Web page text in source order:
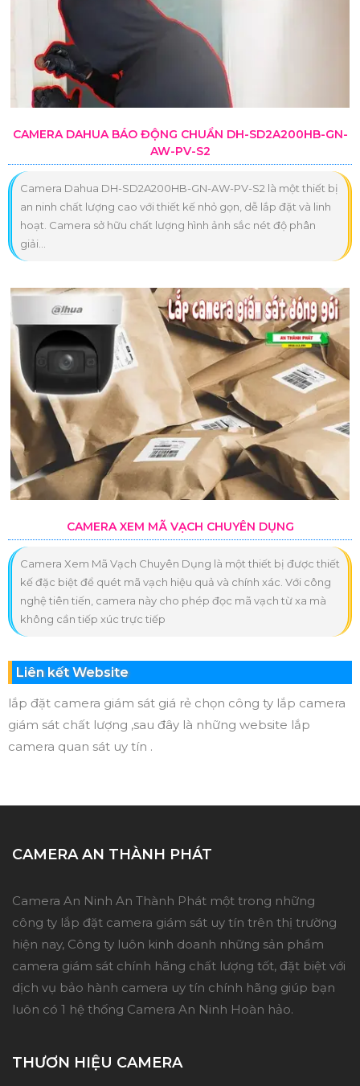
CAMERA DAHUA BÁO ĐỘNG CHUẨN DH-SD2A200HB-GN-
AW-PV-S2
Camera Dahua DH-SD2A200HB-GN-AW-PV-S2 là một thiết bị
an ninh chất lượng cao với thiết kế nhỏ gọn, dễ lắp đặt và linh
hoạt. Camera sở hữu chất lượng hình ảnh sắc nét độ phân
giải...
CAMERA XEM MÃ VẠCH CHUYÊN DỤNG
Camera Xem Mã Vạch Chuyên Dụng là một thiết bị được thiết
kế đặc biệt để quét mã vạch hiệu quả và chính xác. Với công
nghệ tiên tiến, camera này cho phép đọc mã vạch từ xa mà
không cần tiếp xúc trực tiếp
Liên kết Website
lắp đặt camera giám sát giá rẻ chọn công ty lắp camera
giám sát chất lượng ,sau đây là những website lắp
camera quan sát uy tín .
CAMERA AN THÀNH PHÁT
Camera An Ninh An Thành Phát một trong những
công ty lắp đặt camera giám sát uy tín trên thị trường
hiện nay, Công ty luôn kinh doanh những sản phẩm
camera giám sát chính hãng chất lượng tốt, đặt biệt với
dịch vụ bảo hành camera uy tín chính hãng giúp bạn
luôn có 1 hệ thống Camera An Ninh Hoàn hảo.
THƯƠN HIỆU CAMERA